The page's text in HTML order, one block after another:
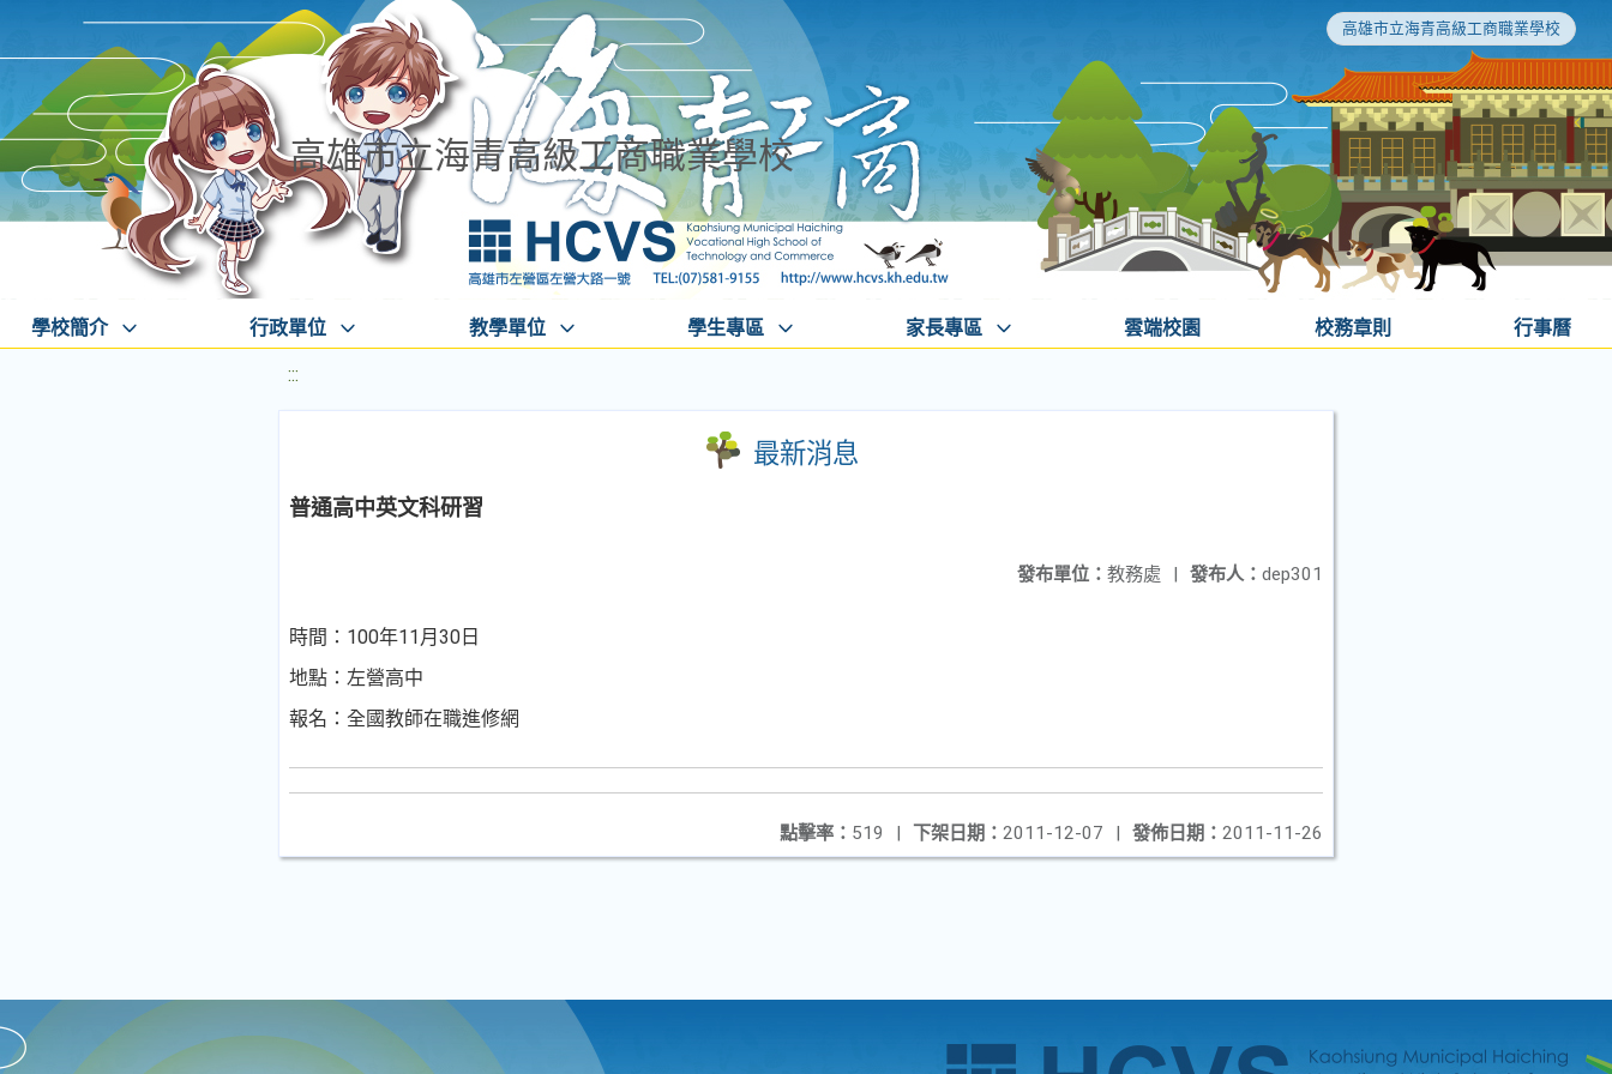
高雄市立海青高級工商職業學校
高雄市立海青高級工商職業學校
學校簡介 行政單位 教學單位 學生專區 家長專區 雲端校園 校務章則 行事曆
:::
最新消息
普通高中英文科研習
發布人： dep301
發布單位： 教務處 |
時間：100年11月30日
地點：左營高中
報名：全國教師在職進修網
發佈日期： 2011-11-26
下架日期： 2011-12-07 |
點擊率： 519 |